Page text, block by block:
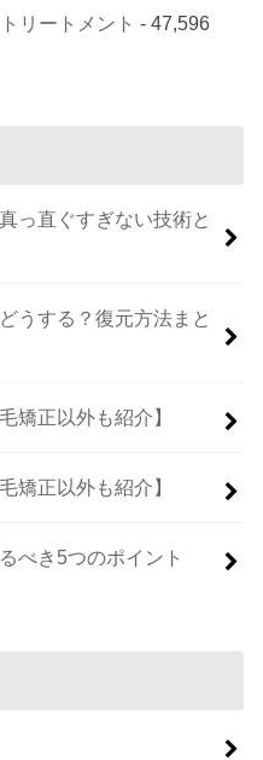
リートメント - 47,596
っ直ぐすぎない技術と
うする？復元方法まと
矯正以外も紹介】
矯正以外も紹介】
べき5つのポイント